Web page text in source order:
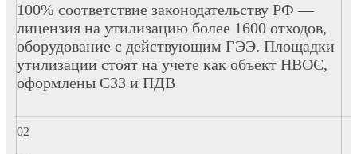
100% соответствие законодательству РФ —
лицензия на утилизацию более 1600 отходов,
оборудование с действующим ГЭЭ. Площадки
утилизации стоят на учете как объект НВОС,
оформлены СЗЗ и ПДВ